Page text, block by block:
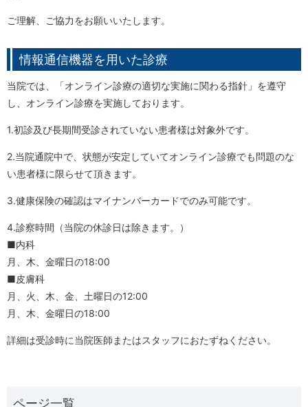
ご理解、ご協力をお願いいたします。
情報通信機器を用いた診療
当院では、「オンライン診療の適切な実施に関わる指針」を遵守
し、オンライン診療を実施しております。
1.初診及び長期間受診されていない患者様は対象外です。
2.当院通院中で、状態が安定していてオンライン診療でも問題のな
い患者様に限らせて頂きます。
3.健康保険の確認はマイナンバーカードでのみ可能です。
4.診察時間（当院の休診日は除きます。）
■内科
月、木、金曜日の18:00
■皮膚科
月、火、木、金、土曜日の12:00
月、木、金曜日の18:00
詳細は受診時に当院医師またはスタッフにおたずねください。